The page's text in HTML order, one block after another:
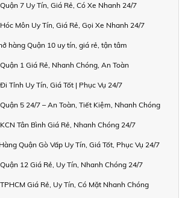
7 Uy Tín, Giá Rẻ, Có Xe Nhanh 24/7
Môn Uy Tín, Giá Rẻ, Gọi Xe Nhanh 24/7
hàng Quận 10 uy tín, giá rẻ, tận tâm
1 Giá Rẻ, Nhanh Chóng, An Toàn
Tỉnh Uy Tín, Giá Tốt | Phục Vụ 24/7
5 24/7 – An Toàn, Tiết Kiệm, Nhanh Chóng
Tân Bình Giá Rẻ, Nhanh Chóng 24/7
Quận Gò Vấp Uy Tín, Giá Tốt, Phục Vụ 24/7
12 Giá Rẻ, Uy Tín, Nhanh Chóng 24/7
Giá Rẻ, Uy Tín, Có Mặt Nhanh Chóng